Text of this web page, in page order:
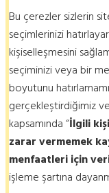
Bu çerezler sizlerin
seçimlerinizi
kişiselleşmesini
seçiminizi veya bir
boyutunu
gerçekleştirdiğimiz
kapsamında “İlgili
zarar vermemek
menfaatleri için
işleme şartına